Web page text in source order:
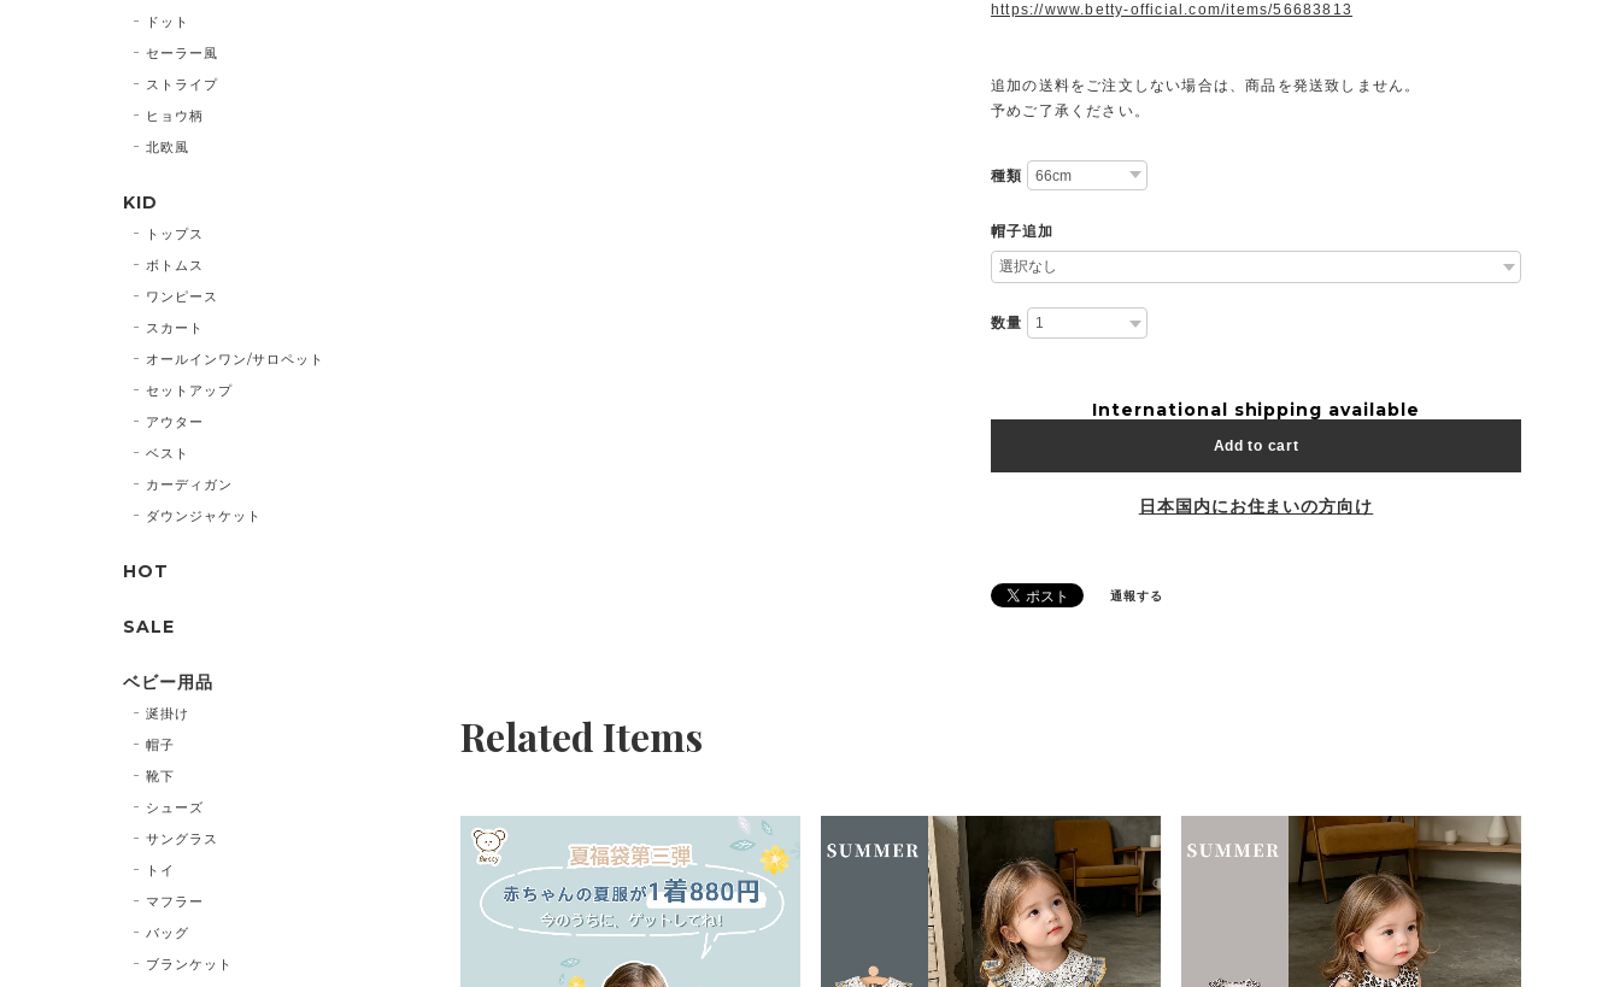
https://www.betty-official.com/items/56683813
追加の送料をご注文しない場合は、商品を発送致しません。
予めご了承ください。
種類
帽子追加
数量
International shipping available
Add to cart
日本国内にお住まいの方向け
通報する
Related Items
ドット
セーラー風
ストライプ
ヒョウ柄
北欧風
KID
トップス
ボトムス
ワンピース
スカート
オールインワン/サロペット
セットアップ
アウター
ベスト
カーディガン
ダウンジャケット
HOT
SALE
ベビー用品
涎掛け
帽子
靴下
シューズ
サングラス
トイ
マフラー
バッグ
ブランケット